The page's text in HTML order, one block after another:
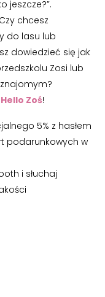
jeszcze?”.
chcesz
do lasu lub
dowiedzieć się jak
Zosi lub
Hello Zoś!
5% z hasłem
podarunkowych w
i słuchaj